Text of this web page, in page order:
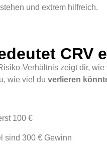
und extrem hilfreich.
CRV
Verhältnis zeigt dir, wie
wie viel du verlieren
100 €
sind 300 € Gewinn